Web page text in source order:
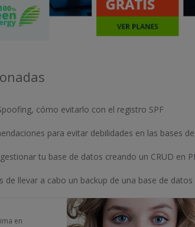
cómo evitarlo con el registro SPF
para evitar debilidades en las bases
tu base de datos creando un CRUD en
de llevar a cabo un backup de una base de datos
en